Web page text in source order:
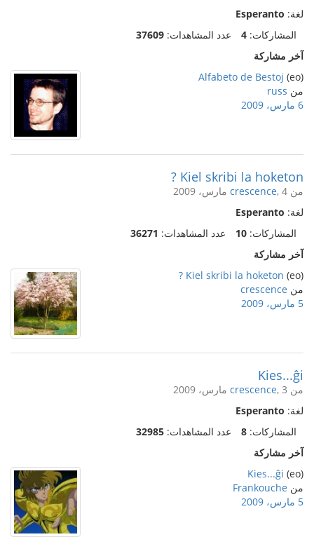
لغة: Esperanto
المشاركات: 4 عدد المشاهدات: 37609
آخر مشاركة
(eo)
Alfabeto de Bestoj
من russ
6 مارس، 2009
Kiel skribi la hoketon ?
من crescence, 4 مارس، 2009
لغة: Esperanto
المشاركات: 10 عدد المشاهدات: 36271
آخر مشاركة
(eo)
Kiel skribi la hoketon ?
من crescence
5 مارس، 2009
Kies...ĝi
من crescence, 3 مارس، 2009
لغة: Esperanto
المشاركات: 8 عدد المشاهدات: 32985
آخر مشاركة
(eo)
Kies...ĝi
من Frankouche
5 مارس، 2009